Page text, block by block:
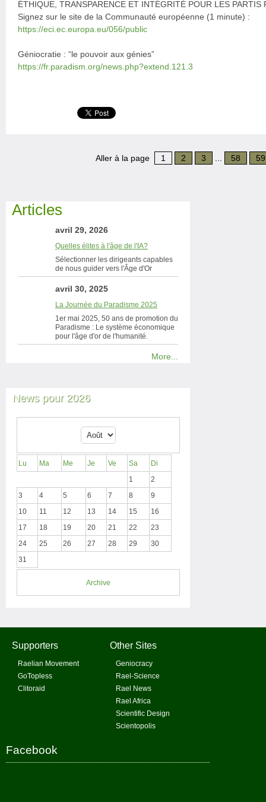
ÉTHIQUE, TRANSPARENCE ET INTÉGRITÉ POUR LES PARTIS
Signez sur le site de la Communauté européenne (1 minute) :
https://eci.ec.europa.eu/056/public
Géniocratie : “le pouvoir aux génies”
https://fr.paradism.org/news.php?extend.121.3
Aller à la page 1 2 3 58 59
Articles
avril 29, 2026
Quelles élites à l'âge de l'IA?
Sélectionner les dirigeants capables
de nous guider vers l'Âge d'Or
avril 30, 2025
La Journée du Paradisme 2025
1er mai 2025, 50 ans de promotion du
Paradisme : Le système économique
pour l'âge d'or de l'humanité.
More...
News pour 2026
Lu Ma Me Je Ve Sa
Di
1
2
3
4 5 6 7 8
9
10
11 12 13 14 15
16
17
18 19 20 21 22
23
24
25 26 27 28 29
30
31
Archive
Supporters
Raelian Movement
GoTopless
Clitoraid
Other Sites
Geniocracy
Rael-Science
Rael News
Rael Africa
Scientific Design
Scientopolis
Facebook